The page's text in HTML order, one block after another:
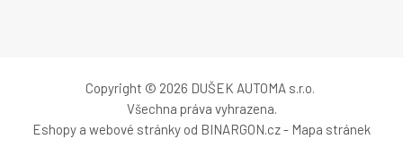
Copyright © 2026 DUŠEK AUTOMA s.r.o.
Všechna práva vyhrazena.
Eshopy a webové stránky od BINARGON.cz- Mapa stránek